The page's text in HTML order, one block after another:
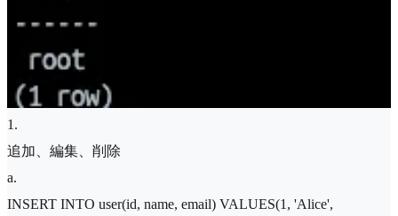
1 .
追加、編集、削除
a.
INSERT INTO user(id, name, email) VALUES(1, 'Alice',